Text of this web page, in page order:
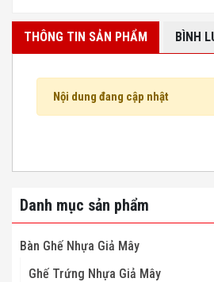
THÔNG TIN SẢN PHẨM BÌNH
Nội dung đang cập nhật
Danh mục sản phẩm
Bàn Ghế Nhựa Giả Mây
Ghế Trứng Nhựa Giả Mây